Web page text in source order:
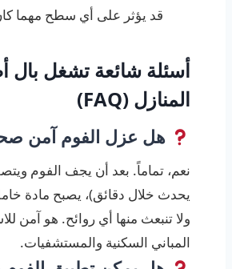
قد يؤثر على أي سطح مهما
أسئلة شائعة تشغل بال
المنازل (FAQ)
هل عزل الفوم آمن
نعم، تماماً. بعد أن يجف الفوم
يحدث خلال دقائق)، يصبح مادة
ولا تنبعث منها أي روائح. هو آمن
المباني السكنية والمستشفيات.